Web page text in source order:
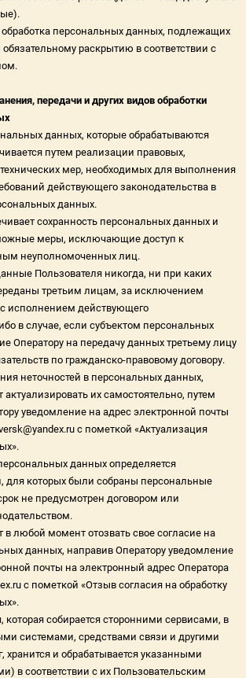
обработка персональных данных, подлежащих
раскрытию в соответствии с
передачи и других видов обработки
данных, которые обрабатываются
путем реализации правовых,
мер, необходимых для выполнения
действующего законодательства в
данных.
сохранность персональных данных и
меры, исключающие доступ к
неуполномоченных лиц.
Пользователя никогда, ни при каких
третьим лицам, за исключением
исполнением действующего
в случае, если субъектом персональных
Оператору на передачу данных третьему лицу
по гражданско-правовому договору.
неточностей в персональных данных,
их самостоятельно, путем
уведомление на адрес электронной почты
с пометкой «Актуализация
данных определяется
для которых были собраны персональные
не предусмотрен договором или
в любой момент отозвать свое согласие на
данных, направив Оператору уведомление
почты на электронный адрес Оператора
с пометкой «Отзыв согласия на обработку
собирается сторонними сервисами, в
системами, средствами связи и другими
хранится и обрабатывается указанными
в соответствии с их Пользовательским